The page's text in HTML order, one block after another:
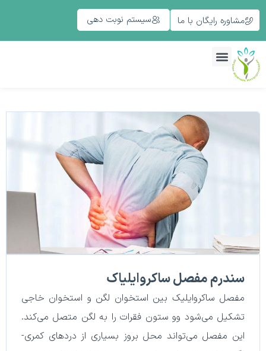
مشاوره رایگان با ما سیستم نوبت دهی
سندرم مفصل ساکروایلیاک
مفصل ساکروایلیک بین استخوان لگن و استخوان خاجی
تشکیل می‌شود وو ستون فقرات را به لگن متصل می‌کند.
این مفصل می‌تواند محل بروز بسیاری از دردهای کمری-